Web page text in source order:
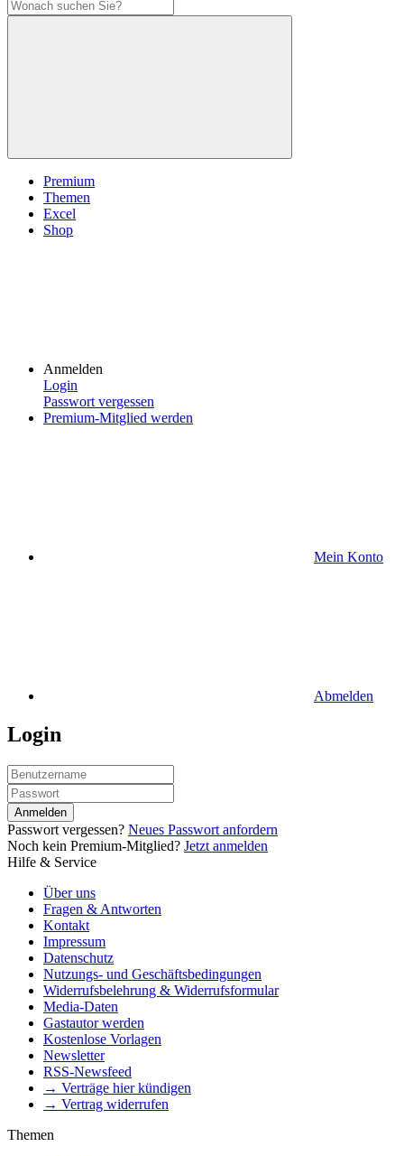
Premium
Themen
Excel
Shop
Anmelden
Login
Passwort vergessen
Premium-Mitglied werden
Mein Konto
Abmelden
Login
Anmelden
Passwort vergessen? Neues Passwort anfordern
Noch kein Premium-Mitglied? Jetzt anmelden
Hilfe & Service
Über uns
Fragen & Antworten
Kontakt
Impressum
Datenschutz
Nutzungs- und Geschäftsbedingungen
Widerrufsbelehrung & Widerrufsformular
Media-Daten
Gastautor werden
Kostenlose Vorlagen
Newsletter
RSS-Newsfeed
→ Verträge hier kündigen
→ Vertrag widerrufen
Themen